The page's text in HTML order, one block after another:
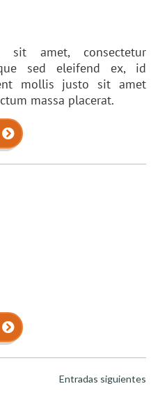
sit amet, consectetur
sed eleifend ex, id
mollis justo sit amet
massa placerat.
Entradas siguientes